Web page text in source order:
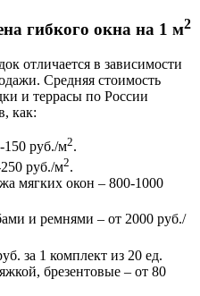
гибкого окна на 1 м2
отличается в зависимости
Средняя стоимость
и террасы по России
как:
руб./м2.
руб./м2.
мягких окон – 800-1000
и ремнями – от 2000 руб./
за 1 комплект из 20 ед.
брезентовые – от 80